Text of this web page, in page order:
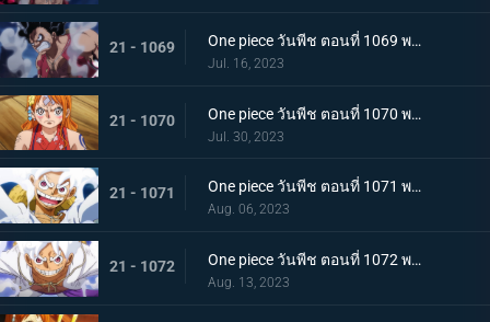
21 - 1069 One piece วันพีช ตอนที่ 1069 พากย์ไทย ผู้ชนะมีเพียงหนึ่ง ลูฟี่ ปะทะ ไคโด
Jul. 16, 2023
21 - 1070 One piece วันพีช ตอนที่ 1070 พากย์ไทย ลูฟี่พ่ายแพ้ การเตรียมใจของผู้ที่เหลืออยู่
Jul. 30, 2023
21 - 1071 One piece วันพีช ตอนที่ 1071 พากย์ไทย ไปให้ถึงจุดสูงสุดของลูฟี่ เกียร์ฟิฟท์
Aug. 06, 2023
21 - 1072 One piece วันพีช ตอนที่ 1072 พากย์ไทย พลังกวนประสาท เกียร์ฟิฟท์โลดแล่น
Aug. 13, 2023